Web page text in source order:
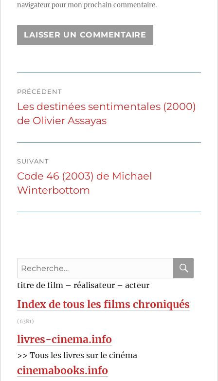
navigateur pour mon prochain commentaire.
de
l’article
PRÉCÉDENT
Publication
précédente :
Les destinées sentimentales (2000)
de Olivier Assayas
SUIVANT
Publication
suivante :
Code 46 (2003) de Michael
Winterbottom
Recherche
pour
:
titre de film – réalisateur – acteur
Index de tous les films chroniqués
(6381)
livres-cinema.info
>> Tous les livres sur le cinéma
cinemabooks.info